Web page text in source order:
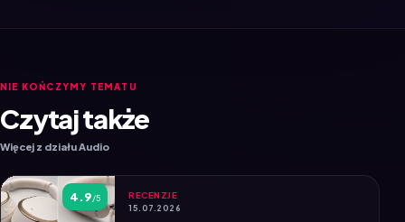
NIE KOŃCZYMY TEMATU
Czytaj także
Więcej z działu Audio
4.9/5
RECENZJE
15.07.2026